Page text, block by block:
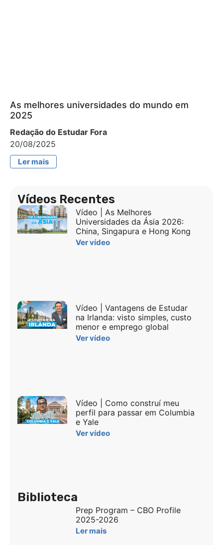
As melhores universidades do mundo em
2025
Redação do Estudar Fora
20/08/2025
Ler mais
Vídeos Recentes
Vídeo | As Melhores
Universidades da Ásia 2026:
China, Singapura e Hong Kong
Ver vídeo
Vídeo | Vantagens de Estudar
na Irlanda: visto simples, custo
menor e emprego global
Ver vídeo
Vídeo | Como construí meu
perfil para passar em Columbia
e Yale
Ver vídeo
Biblioteca
Prep Program – CBO Profile
2025-2026
Ler mais